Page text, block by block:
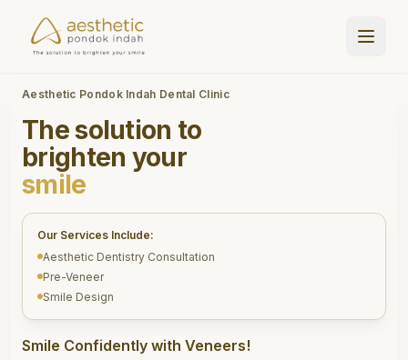
Aesthetic Pondok Indah Dental Clinic
The solution to
brighten your
smile
Our Services Include:
Aesthetic Dentistry Consultation
Pre-Veneer
Smile Design
Smile Confidently with Veneers!